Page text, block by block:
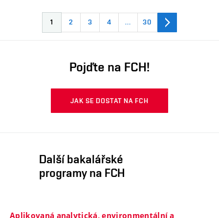
1 2 3 4 … 30
Pojďte na FCH!
JAK SE DOSTAT NA FCH
Další bakalářské
programy na FCH
Aplikovaná analytická, environmentální a